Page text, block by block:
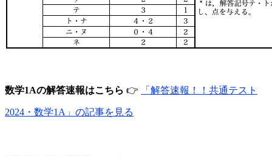
数学1Aの解答速報はこちら 👉 「解答速報！！共通テスト
2024・数学1A」の記事を見る